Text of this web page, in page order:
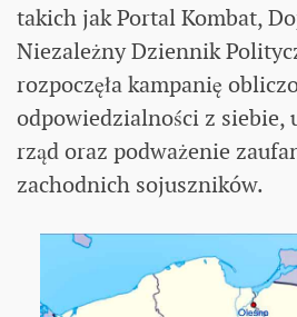
takich jak Portal Kombat,
Niezależny Dziennik
rozpoczęła kampanię
odpowiedzialności z siebie,
rząd oraz podważenie
zachodnich sojuszników.